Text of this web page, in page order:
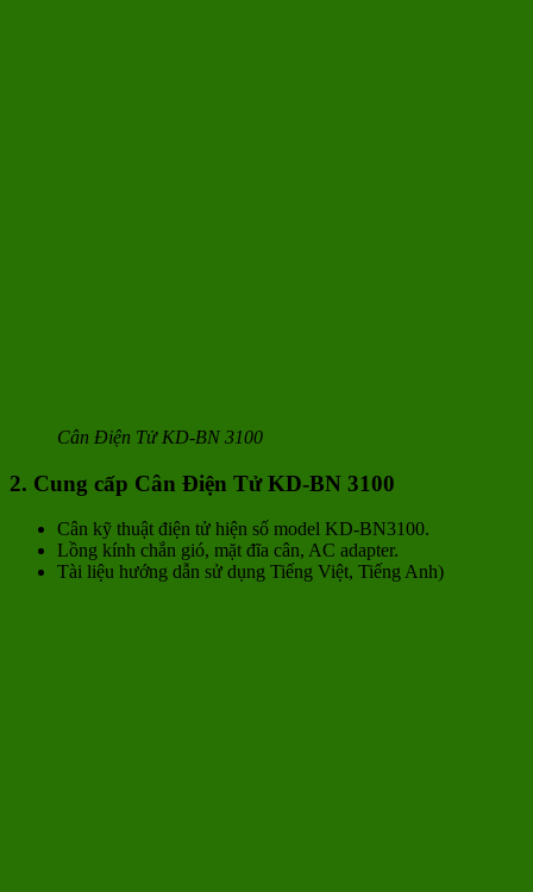
Cân Điện Tử KD-BN 3100
2. Cung cấp Cân Điện Tử KD-BN 3100
Cân kỹ thuật điện tử hiện số model KD-BN3100.
Lồng kính chắn gió, mặt đĩa cân, AC adapter.
Tài liệu hướng dẫn sử dụng Tiếng Việt, Tiếng Anh)